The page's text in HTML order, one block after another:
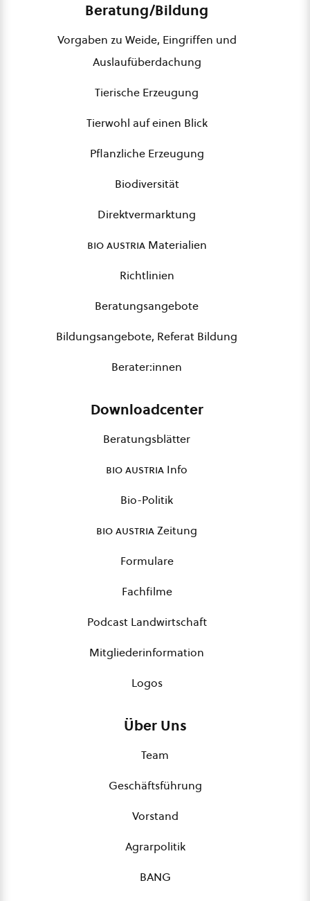
Beratung/Bildung
Vorgaben zu Weide, Eingriffen und
Auslaufüberdachung
Tierische Erzeugung
Tierwohl auf einen Blick
Pflanzliche Erzeugung
Biodiversität
Direktvermarktung
bio austriaMaterialien
Richtlinien
Beratungsangebote
Bildungsangebote, Referat Bildung
Berater:innen
Downloadcenter
Beratungsblätter
bio austria Info
Bio-Politik
bio austriaZeitung
Formulare
Fachfilme
Podcast Landwirtschaft
Mitgliederinformation
Logos
Über Uns
Team
Geschäftsführung
Vorstand
Agrarpolitik
BANG